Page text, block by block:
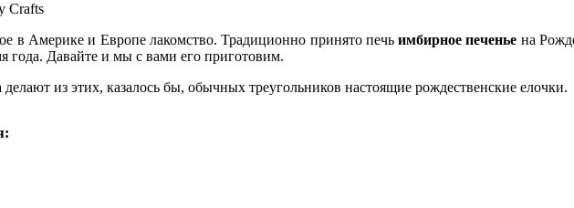
Crafts
в Америке и Европе лакомство. Традиционно принято печьимбирное печенье на
года. Давайте и мы с вами его приготовим.
делают из этих, казалось бы, обычных треугольников настоящие рождественские